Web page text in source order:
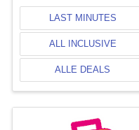
LAST MINUTES
ALL INCLUSIVE
ALLE DEALS